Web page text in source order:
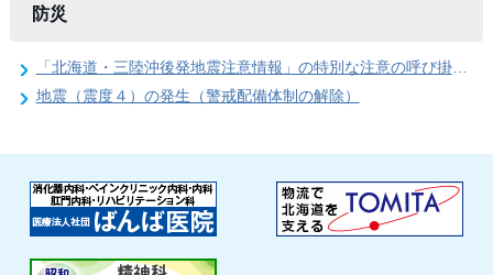
防災
「北海道・三陸沖後発地震注意情報」の特別な注意の呼び掛け期間の終了
地震（震度４）の発生（警戒配備体制の解除）